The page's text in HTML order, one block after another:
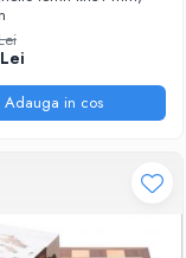
Adauga in cos